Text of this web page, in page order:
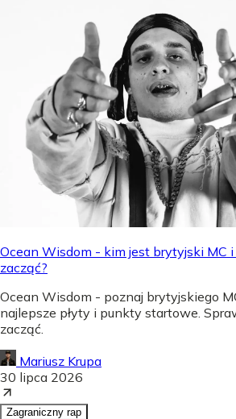
Ocean Wisdom - kim jest brytyjski MC i
zacząć?
Ocean Wisdom - poznaj brytyjskiego
najlepsze płyty i punkty startowe.
zacząć.
Mariusz Krupa
30 lipca 2026
Zagraniczny rap